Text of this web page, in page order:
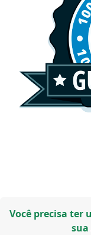
Você precisa ter
sua